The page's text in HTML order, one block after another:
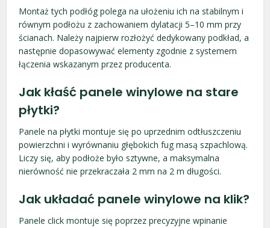
Montaż tych podłóg polega na ułożeniu ich na stabilnym i
równym podłożu z zachowaniem dylatacji 5–10 mm przy
ścianach. Należy najpierw rozłożyć dedykowany podkład, a
następnie dopasowywać elementy zgodnie z systemem
łączenia wskazanym przez producenta.
Jak kłaść panele winylowe na stare
płytki?
Panele na płytki montuje się po uprzednim odtłuszczeniu
powierzchni i wyrównaniu głębokich fug masą szpachlową.
Liczy się, aby podłoże było sztywne, a maksymalna
nierówność nie przekraczała 2 mm na 2 m długości.
Jak układać panele winylowe na klik?
Panele click montuje się poprzez precyzyjne wpinanie